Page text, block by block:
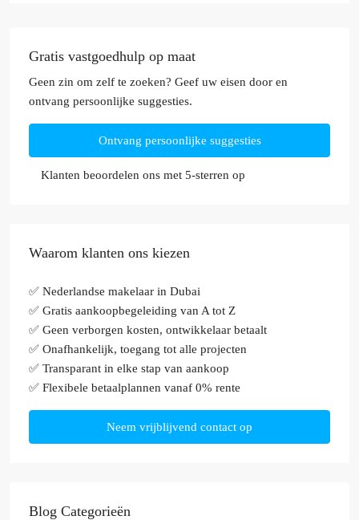
Gratis vastgoedhulp op maat
Geen zin om zelf te zoeken? Geef uw eisen door en
ontvang persoonlijke suggesties.
Ontvang persoonlijke suggesties
Klanten beoordelen ons met 5-sterren op
Waarom klanten ons kiezen
✅ Nederlandse makelaar in Dubai
✅ Gratis aankoopbegeleiding van A tot Z
✅ Geen verborgen kosten, ontwikkelaar betaalt
✅ Onafhankelijk, toegang tot alle projecten
✅ Transparant in elke stap van aankoop
✅ Flexibele betaalplannen vanaf 0% rente
Neem vrijblijvend contact op
Blog Categorieën